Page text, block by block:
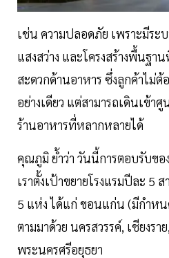
เช่น ความปลอดภัย เพราะมีระ
แสงสว่าง และโครงสร้างพื้นฐา
สะดวกด้านอาหาร ซึ่งลูกค้าไม่ต้
อย่างเดียว แต่สามารถเดินเข้า
ร้านอาหารที่หลากหลายได้
คุณภูมิ ย้ำว่า วันนี้การตอบรับขอ
เราตั้งเป้าขยายโรงแรมปีละ 5
5 แห่ง ได้แก่ ขอนแก่น (มีกำห
ตามมาด้วย นครสวรรค์, เชียงรา
พระนครศรีอยุธยา